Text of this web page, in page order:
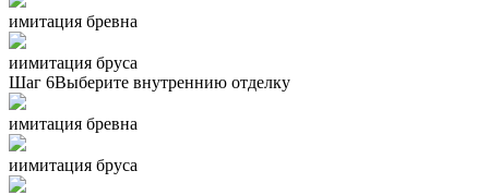
имитация бревна
иимитация бруса
Шаг 6Выберите внутреннию отделку
имитация бревна
иимитация бруса